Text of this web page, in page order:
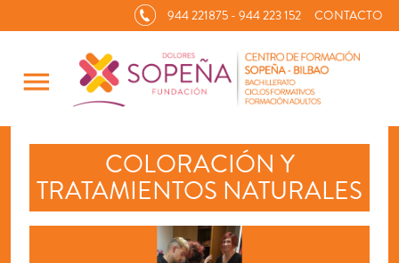
944 221875 - 944 223 152 CONTACTO
menu
COLORACIÓN Y
TRATAMIENTOS NATURALES